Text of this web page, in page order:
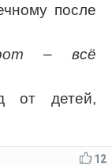
после
– всё
от детей,
12